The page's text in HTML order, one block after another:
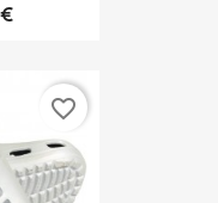
favorite_border